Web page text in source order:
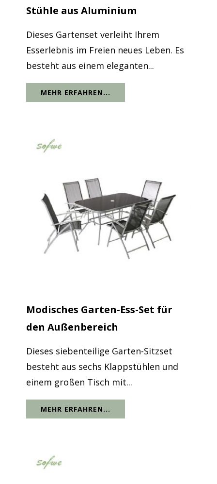
Stühle aus Aluminium
Dieses Gartenset verleiht Ihrem
Esserlebnis im Freien neues Leben. Es
besteht aus einem eleganten...
MEHR ERFAHREN...
Modisches Garten-Ess-Set für
den Außenbereich
Dieses siebenteilige Garten-Sitzset
besteht aus sechs Klappstühlen und
einem großen Tisch mit...
MEHR ERFAHREN...